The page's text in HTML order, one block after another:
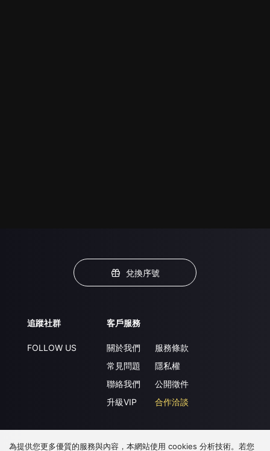
兌換序號
追蹤社群
FOLLOW US
客戶服務
關於我們
常見問題
聯絡我們
升級VIP
服務條款
隱私權
公開徵件
合作洽談
下載 APP
為提供您更多優質的服務與內容，本網站使用 cookies 分析技術。若您